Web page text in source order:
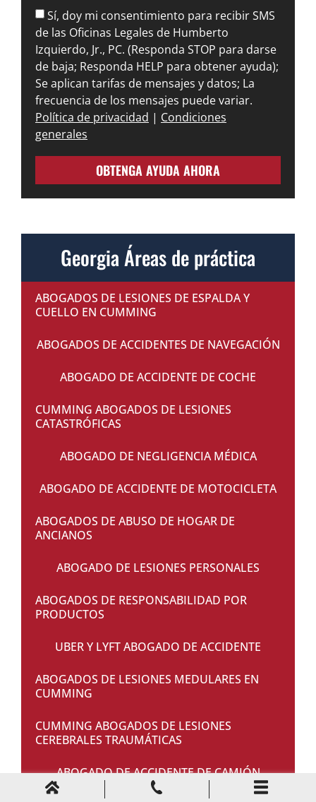
Sí, doy mi consentimiento para recibir SMS
de las Oficinas Legales de Humberto
Izquierdo, Jr., PC. (Responda STOP para darse
de baja; Responda HELP para obtener ayuda);
Se aplican tarifas de mensajes y datos; La
frecuencia de los mensajes puede variar.
Política de privacidad | Condiciones
generales
OBTENGA AYUDA AHORA
Georgia Áreas de práctica
ABOGADOS DE LESIONES DE ESPALDA Y
CUELLO EN CUMMING
ABOGADOS DE ACCIDENTES DE NAVEGACIÓN
ABOGADO DE ACCIDENTE DE COCHE
CUMMING ABOGADOS DE LESIONES
CATASTRÓFICAS
ABOGADO DE NEGLIGENCIA MÉDICA
ABOGADO DE ACCIDENTE DE MOTOCICLETA
ABOGADOS DE ABUSO DE HOGAR DE
ANCIANOS
ABOGADO DE LESIONES PERSONALES
ABOGADOS DE RESPONSABILIDAD POR
PRODUCTOS
UBER Y LYFT ABOGADO DE ACCIDENTE
ABOGADOS DE LESIONES MEDULARES EN
CUMMING
CUMMING ABOGADOS DE LESIONES
CEREBRALES TRAUMÁTICAS
ABOGADO DE ACCIDENTE DE CAMIÓN